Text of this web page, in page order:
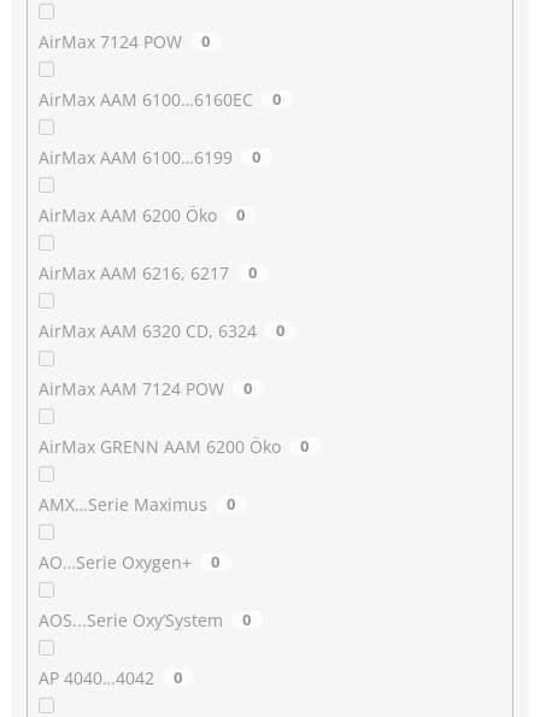
AirMax 7124 POW 0
AirMax AAM 6100…6160EC 0
AirMax AAM 6100…6199 0
AirMax AAM 6200 Öko 0
AirMax AAM 6216, 6217 0
AirMax AAM 6320 CD, 6324 0
AirMax AAM 7124 POW 0
AirMax GRENN AAM 6200 Öko 0
AMX…Serie Maximus 0
AO…Serie Oxygen+ 0
AOS...Serie Oxy’System 0
AP 4040…4042 0